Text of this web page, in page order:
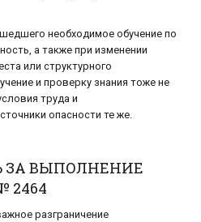
необходимое обучение по
а также при изменении
или структурного
и проверку знания тоже не
труда и
опасности те же.
ЗА ВЫПОЛНЕНИЕ
2464
разграничение